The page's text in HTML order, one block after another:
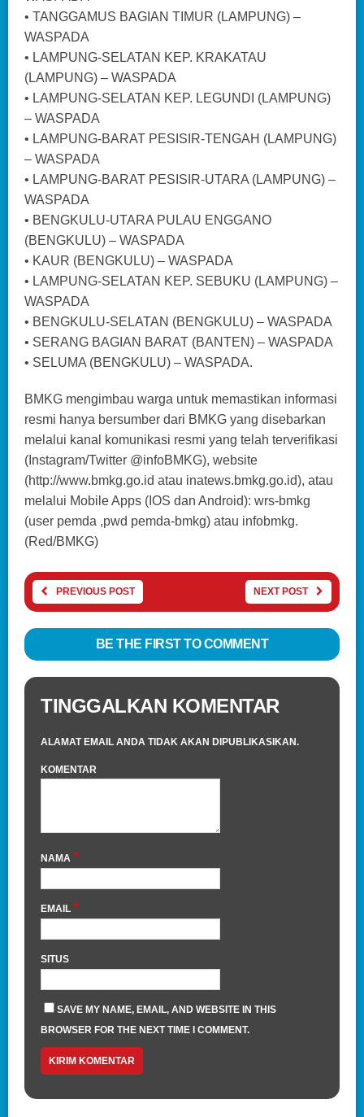
• TANGGAMUS BAGIAN TIMUR (LAMPUNG) –
WASPADA
• LAMPUNG-SELATAN KEP. KRAKATAU
(LAMPUNG) – WASPADA
• LAMPUNG-SELATAN KEP. LEGUNDI (LAMPUNG)
– WASPADA
• LAMPUNG-BARAT PESISIR-TENGAH (LAMPUNG)
– WASPADA
• LAMPUNG-BARAT PESISIR-UTARA (LAMPUNG) –
WASPADA
• BENGKULU-UTARA PULAU ENGGANO
(BENGKULU) – WASPADA
• KAUR (BENGKULU) – WASPADA
• LAMPUNG-SELATAN KEP. SEBUKU (LAMPUNG) –
WASPADA
• BENGKULU-SELATAN (BENGKULU) – WASPADA
• SERANG BAGIAN BARAT (BANTEN) – WASPADA
• SELUMA (BENGKULU) – WASPADA.
BMKG mengimbau warga untuk memastikan informasi
resmi hanya bersumber dari BMKG yang disebarkan
melalui kanal komunikasi resmi yang telah terverifikasi
(Instagram/Twitter @infoBMKG), website
(http://www.bmkg.go.id atau inatews.bmkg.go.id), atau
melalui Mobile Apps (IOS dan Android): wrs-bmkg
(user pemda ,pwd pemda-bmkg) atau infobmkg.
(Red/BMKG)
PREVIOUS POST NEXT POST
BE THE FIRST TO COMMENT
TINGGALKAN KOMENTAR
ALAMAT EMAIL ANDA TIDAK AKAN DIPUBLIKASIKAN.
KOMENTAR
NAMA *
EMAIL *
SITUS
SAVE MY NAME, EMAIL, AND WEBSITE IN THIS
BROWSER FOR THE NEXT TIME I COMMENT.